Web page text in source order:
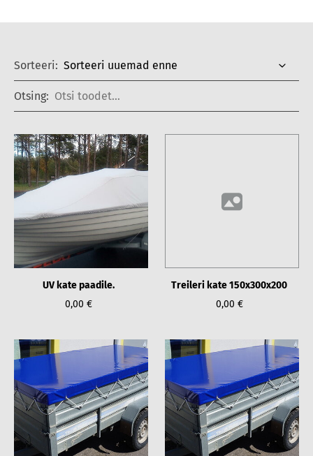
Sorteeri:
Otsing:
UV kate paadile.
0,00 €
Treileri kate 150x300x200
0,00 €